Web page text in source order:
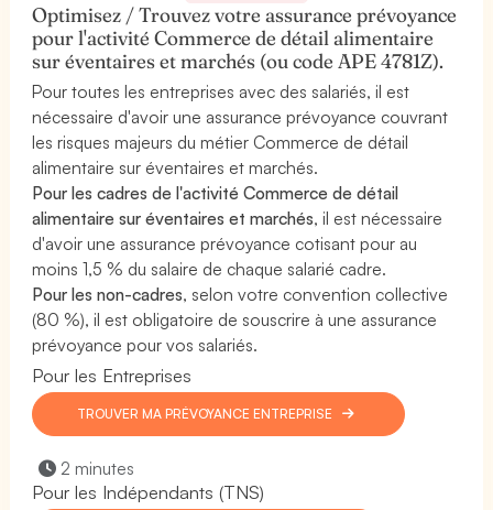
Optimisez / Trouvez votre assurance prévoyance
pour l'activité Commerce de détail alimentaire
sur éventaires et marchés (ou code APE 4781Z).
Pour toutes les entreprises avec des salariés, il est
nécessaire d'avoir une assurance prévoyance couvrant
les risques majeurs du métier Commerce de détail
alimentaire sur éventaires et marchés.
Pour les cadres de l'activité Commerce de détail
alimentaire sur éventaires et marchés, il est nécessaire
d'avoir une assurance prévoyance cotisant pour au
moins 1,5 % du salaire de chaque salarié cadre.
Pour les non-cadres, selon votre convention collective
(80 %), il est obligatoire de souscrire à une assurance
prévoyance pour vos salariés.
Pour les Entreprises
TROUVER MA PRÉVOYANCE ENTREPRISE
2 minutes
Pour les Indépendants (TNS)